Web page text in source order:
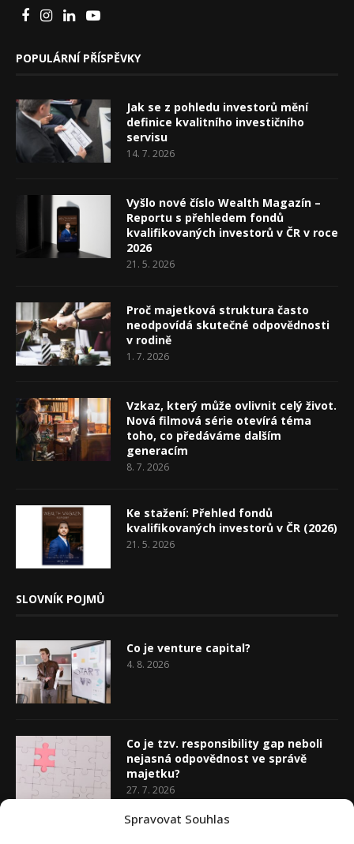
Spravovat Souhlas
POPULÁRNÍ PŘÍSPĚVKY
Jak se z pohledu investorů mění
definice kvalitního investičního
servisu
14. 7. 2026
Vyšlo nové číslo Wealth Magazín –
Reportu s přehledem fondů
kvalifikovaných investorů v ČR v roce
2026
21. 5. 2026
Proč majetková struktura často
neodpovídá skutečné odpovědnosti
v rodině
1. 7. 2026
Vzkaz, který může ovlivnit celý život.
Nová filmová série otevírá téma
toho, co předáváme dalším
generacím
8. 7. 2026
Ke stažení: Přehled fondů
kvalifikovaných investorů v ČR (2026)
21. 5. 2026
SLOVNÍK POJMŮ
Co je venture capital?
4. 8. 2026
Co je tzv. responsibility gap neboli
nejasná odpovědnost ve správě
majetku?
27. 7. 2026